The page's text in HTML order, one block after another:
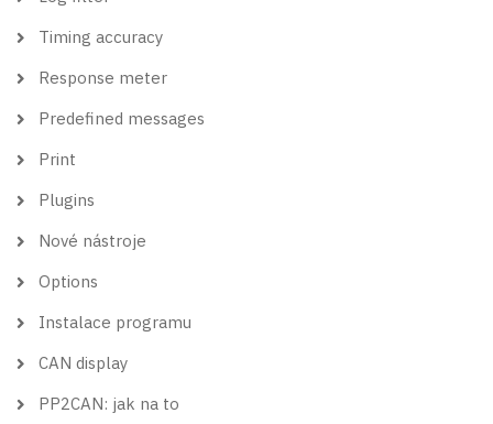
Timing accuracy
Response meter
Predefined messages
Print
Plugins
Nové nástroje
Options
Instalace programu
CAN display
PP2CAN: jak na to